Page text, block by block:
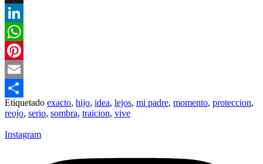
X
LinkedIn
WhatsApp
Pinterest
Email
Compartir
Etiquetado exacto, hijo, idea, lejos, mi padre, momento, proteccion,
reojo, serio, sombra, traicion, vive
Instagram